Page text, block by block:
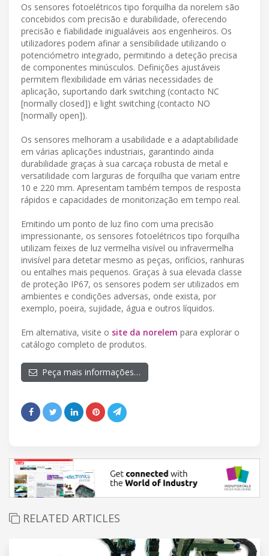
Os sensores fotoelétricos tipo forquilha da norelem são
concebidos com precisão e durabilidade, oferecendo
precisão e fiabilidade inigualáveis aos engenheiros. Os
utilizadores podem afinar a sensibilidade utilizando o
potenciómetro integrado, permitindo a deteção precisa
de componentes minúsculos. Definições ajustáveis
permitem flexibilidade em várias necessidades de
aplicação, suportando dark switching (contacto NC
[normally closed]) e light switching (contacto NO
[normally open]).
Os sensores melhoram a usabilidade e a adaptabilidade
em várias aplicações industriais, garantindo ainda
durabilidade graças à sua carcaça robusta de metal e
versatilidade com larguras de forquilha que variam entre
10 e 220 mm. Apresentam também tempos de resposta
rápidos e capacidades de monitorização em tempo real.
Emitindo um ponto de luz fino com uma precisão
impressionante, os sensores fotoelétricos tipo forquilha
utilizam feixes de luz vermelha visível ou infravermelha
invisível para detetar mesmo as peças, orifícios, ranhuras
ou entalhes mais pequenos. Graças à sua elevada classe
de proteção IP67, os sensores podem ser utilizados em
ambientes e condições adversas, onde exista, por
exemplo, poeira, sujidade, água e outros líquidos.
Em alternativa, visite o site da norelem para explorar o
catálogo completo de produtos.
Peça mais informações…
RELATED ARTICLES